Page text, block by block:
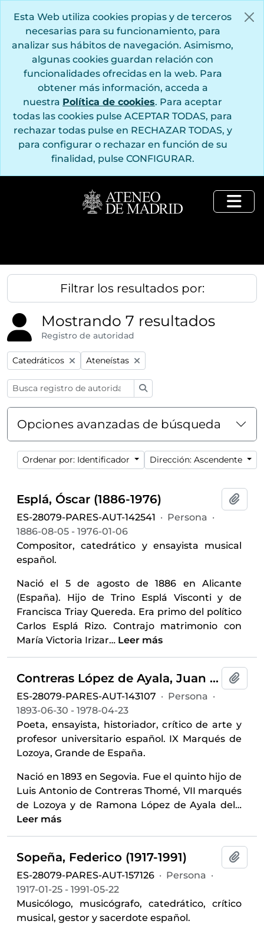
Esta Web utiliza cookies propias y de terceros
necesarias para su funcionamiento, para
analizar sus hábitos de navegación. Asimismo,
algunas cookies guardan relación con
funcionalidades ofrecidas en la web. Para
obtener más información, acceda a
nuestra Política de cookies. Para aceptar
todas las cookies pulse ACEPTAR TODAS, para
rechazar todas pulse en RECHAZAR TODAS, y
para configurar o rechazar en función de su
finalidad, pulse CONFIGURAR.
Filtrar los resultados por:
Mostrando 7 resultados
Registro de autoridad
Remove filter:
Catedráticos Remove filter:
Ateneístas
Opciones avanzadas de búsqueda
Ordenar por: Identificador Dirección: Ascendente
Esplá, Óscar (1886-1976)
ES-28079-PARES-AUT-142541 · Persona ·
1886-08-05 - 1976-01-06
Compositor, catedrático y ensayista musical
español.
Nació el 5 de agosto de 1886 en Alicante
(España). Hijo de Trino Esplá Visconti y de
Francisca Triay Quereda. Era primo del político
Carlos Esplá Rizo. Contrajo matrimonio con
María Victoria Irizar… Leer más
Contreras López de Ayala, Juan de (1893-1978)
ES-28079-PARES-AUT-143107 · Persona ·
1893-06-30 - 1978-04-23
Poeta, ensayista, historiador, crítico de arte y
profesor universitario español. IX Marqués de
Lozoya, Grande de España.
Nació en 1893 en Segovia. Fue el quinto hijo de
Luis Antonio de Contreras Thomé, VII marqués
de Lozoya y de Ramona López de Ayala del…
Leer más
Sopeña, Federico (1917-1991)
ES-28079-PARES-AUT-157126 · Persona ·
1917-01-25 - 1991-05-22
Musicólogo, musicógrafo, catedrático, crítico
musical, gestor y sacerdote español.